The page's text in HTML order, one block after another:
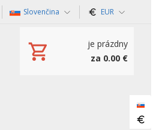
Slovenčina EUR
je prázdny
za 0.00 €